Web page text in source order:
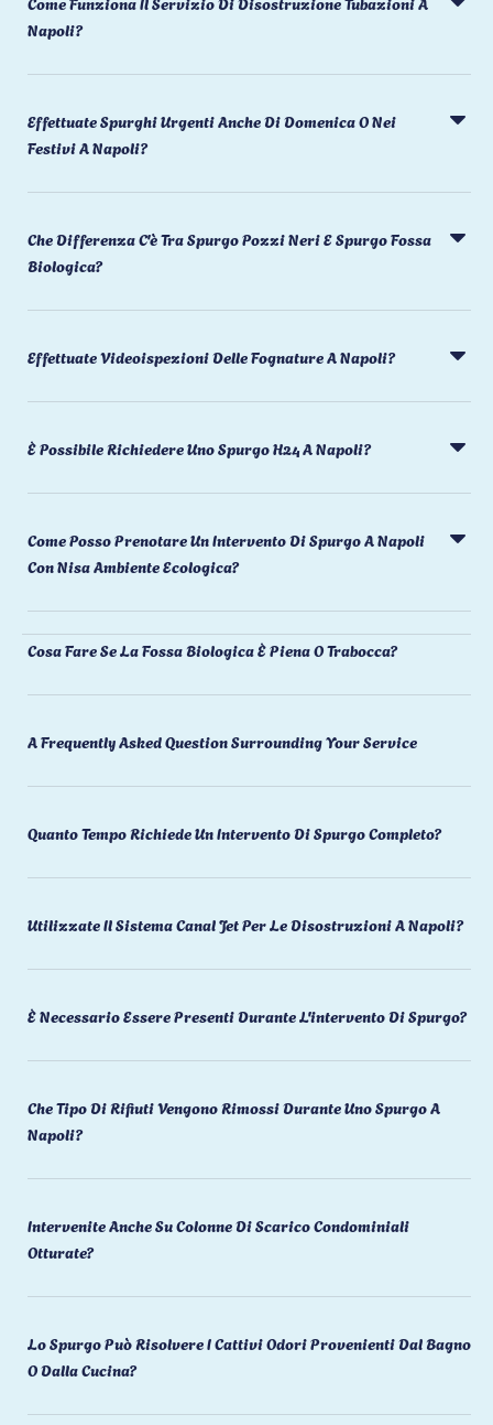
Napoli?
Effettuate Spurghi Urgenti Anche Di Domenica O Nei
Festivi A Napoli?
Che Differenza C'è Tra Spurgo Pozzi Neri E Spurgo Fossa
Biologica?
Effettuate Videoispezioni Delle Fognature A Napoli?
È Possibile Richiedere Uno Spurgo H24 A Napoli?
Come Posso Prenotare Un Intervento Di Spurgo A Napoli
Con Nisa Ambiente Ecologica?
Cosa Fare Se La Fossa Biologica È Piena O Trabocca?
A Frequently Asked Question Surrounding Your Service
Quanto Tempo Richiede Un Intervento Di Spurgo Completo?
Utilizzate Il Sistema Canal Jet Per Le Disostruzioni A Napoli?
È Necessario Essere Presenti Durante L'intervento Di Spurgo?
Che Tipo Di Rifiuti Vengono Rimossi Durante Uno Spurgo A
Napoli?
Intervenite Anche Su Colonne Di Scarico Condominiali
Otturate?
Lo Spurgo Può Risolvere I Cattivi Odori Provenienti Dal Bagno
O Dalla Cucina?